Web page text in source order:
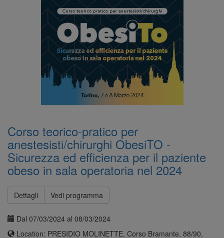
Corso teorico-pratico per
anestesisti/chirurghi ObesiTO -
Sicurezza ed efficienza per il paziente
obeso in sala operatoria nel 2024
Dettagli Vedi programma
Dal 07/03/2024 al 08/03/2024
Location: PRESIDIO MOLINETTE, Corso Bramante, 88/90,